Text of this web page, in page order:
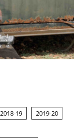
2018-19 2019-20